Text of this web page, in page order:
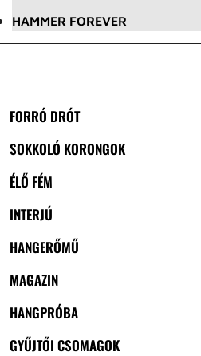
HAMMER FOREVER
FORRÓ DRÓT
SOKKOLÓ KORONGOK
ÉLŐ FÉM
INTERJÚ
HANGERŐMŰ
MAGAZIN
HANGPRÓBA
GYŰJTŐI CSOMAGOK